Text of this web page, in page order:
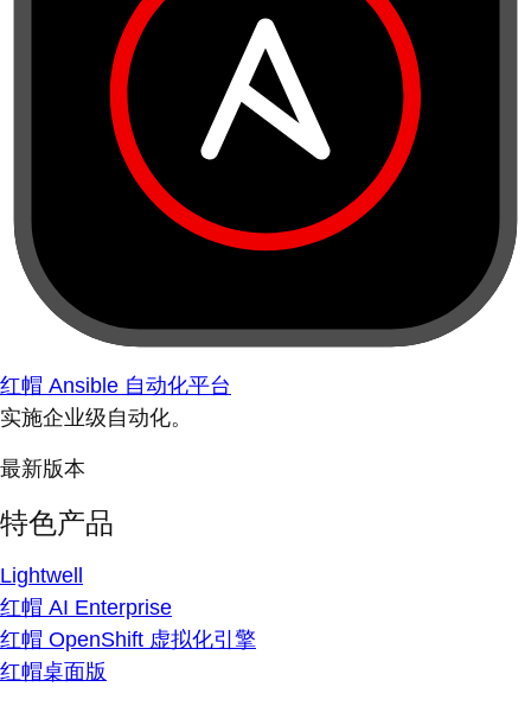
红帽 Ansible 自动化平台
实施企业级自动化。
最新版本
特色产品
Lightwell
红帽 AI Enterprise
红帽 OpenShift 虚拟化引擎
红帽桌面版